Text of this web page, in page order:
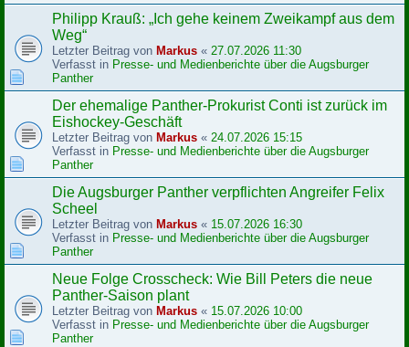
Philipp Krauß: „Ich gehe keinem Zweikampf aus dem
Weg“
Letzter Beitrag von Markus « 27.07.2026 11:30
Verfasst in Presse- und Medienberichte über die Augsburger
Panther
Der ehemalige Panther-Prokurist Conti ist zurück im
Eishockey-Geschäft
Letzter Beitrag von Markus « 24.07.2026 15:15
Verfasst in Presse- und Medienberichte über die Augsburger
Panther
Die Augsburger Panther verpflichten Angreifer Felix
Scheel
Letzter Beitrag von Markus « 15.07.2026 16:30
Verfasst in Presse- und Medienberichte über die Augsburger
Panther
Neue Folge Crosscheck: Wie Bill Peters die neue
Panther-Saison plant
Letzter Beitrag von Markus « 15.07.2026 10:00
Verfasst in Presse- und Medienberichte über die Augsburger
Panther